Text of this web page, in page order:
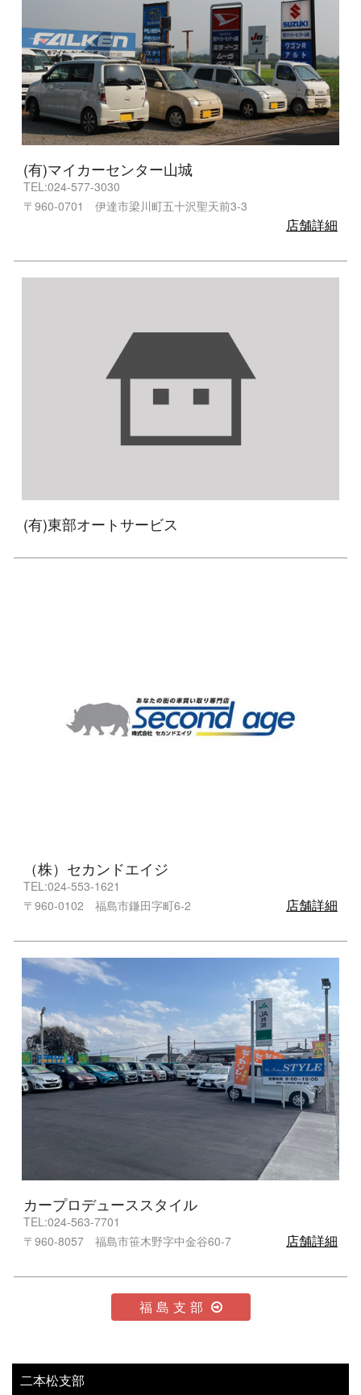
(有)マイカーセンター山城
TEL:024-577-3030
〒960-0701 伊達市梁川町五十沢聖天前3-3
店舗詳細
(有)東部オートサービス
（株）セカンドエイジ
TEL:024-553-1621
〒960-0102 福島市鎌田字町6-2
店舗詳細
カープロデューススタイル
TEL:024-563-7701
〒960-8057 福島市笹木野字中金谷60-7
店舗詳細
福島支部
二本松支部